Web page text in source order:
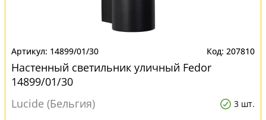
14899/01/30 207810
Настенный светильник уличный Fedor
14899/01/30
Lucide (Бельгия)
3 шт.